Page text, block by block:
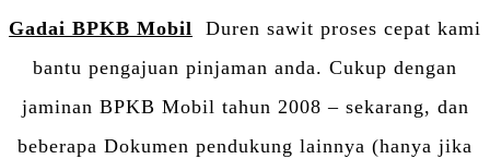
Gadai BPKB Mobil Duren sawit proses cepat kami
bantu pengajuan pinjaman anda. Cukup dengan
jaminan BPKB Mobil tahun 2008 – sekarang, dan
beberapa Dokumen pendukung lainnya (hanya jika